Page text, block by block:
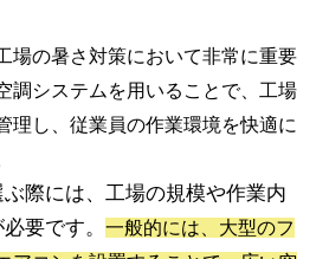
場の暑さ対策において非常に重要
調システムを用いることで、工場
理し、従業員の作業環境を快適に
際には、工場の規模や作業内
要です。 一般的には、大型のフ